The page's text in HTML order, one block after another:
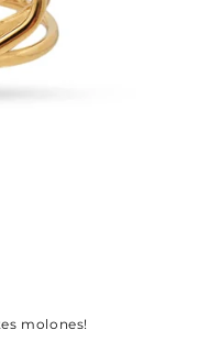
molones!